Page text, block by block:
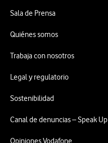
Sala de Prensa
Quiénes somos
Trabaja con nosotros
Legal y regulatorio
Sostenibilidad
Canal de denuncias – Speak Up
Opiniones Vodafone